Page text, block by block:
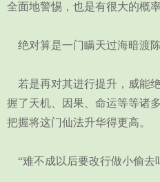
全面地警惕，也是有很大的概
绝对算是一门瞒天过海暗渡陈
若是再对其进行提升，威能
握了天机、因果、命运等等诸
把握将这门仙法升华得更高。
“难不成以后要改行做小偷去